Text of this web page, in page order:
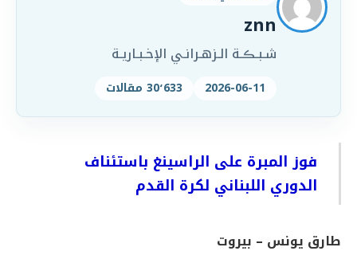
znn
شـبـڪـة الـزهـرانـي الإخـبـاريـة
2026-06-11 30٬633 مقالات
فوز المبرة على الراسينغ باستئناف
الدوري اللبناني لكرة القدم
طارق يونس – بيروت